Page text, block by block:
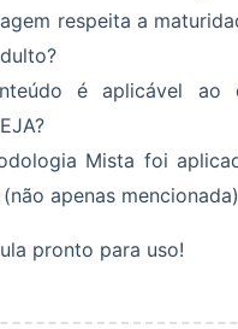
respeita a
é aplicável
Mista foi
apenas
pronto para uso!